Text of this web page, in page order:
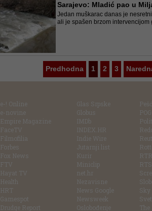
Sarajevo: Mladić pao u
Jedan muškarac danas je
ali je spašen brzom intervencijom
Predhodna 1 2 3
e-! Online
e-novine
Empire Magazine
FaceTV
Filmofilia
Forbes
Fox News
FTV
Hayat TV
Health
HRT
Gamespot
Drudge Report
Glas Srpske
Globus
IMDb
INDEX.HR
Indie Wire
Jutarnji list
Kurir
Miniclip
net.hr
Nezavisne
News Google
Newsweek
Oslobođenje
RTS
Sky
Svet